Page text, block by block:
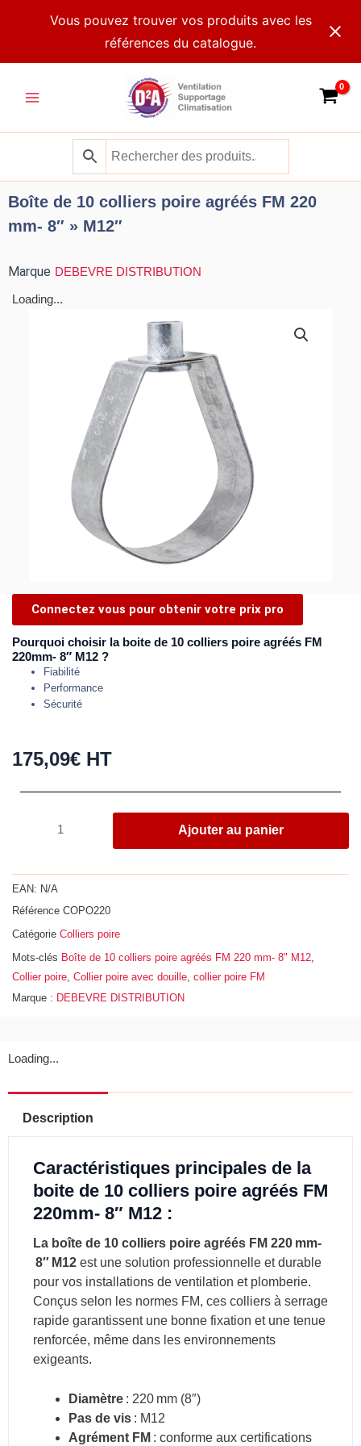
Vous pouvez trouver vos produits avec les
références du catalogue.
Menu
Boîte de 10 colliers poire agréés FM 220
mm- 8″ » M12″
Marque DEBEVRE DISTRIBUTION
Loading...
Connectez vous pour obtenir votre prix pro
Pourquoi choisir la boite de 10 colliers poire agréés FM
220mm- 8″ M12 ?
Fiabilité
Performance
Sécurité
175,09€ HT
de
colliers
poire
agréés
FM
220
M12"
Ajouter au panier
EAN: N/A
Référence COPO220
Catégorie Colliers poire
Mots-clés Boîte de 10 colliers poire agréés FM 220 mm- 8" M12
Collier poire Collier poire avec douille collier poire FM
Marque : DEBEVRE DISTRIBUTION
Loading...
Description
Caractéristiques principales de la
boite de 10 colliers poire agréés FM
220mm- 8″ M12 :
La boîte de 10 colliers poire agréés FM 220 mm-
8″ M12 est une solution professionnelle et durable
pour vos installations de ventilation et plomberie.
Conçus selon les normes FM, ces colliers à serrage
rapide garantissent une bonne fixation et une tenue
renforcée, même dans les environnements
exigeants.
Diamètre: 220 mm (8″)
Pas de vis: M12
Agrément FM : conforme aux certifications